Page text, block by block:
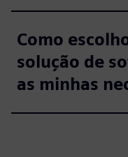
Como
solução de
as minhas